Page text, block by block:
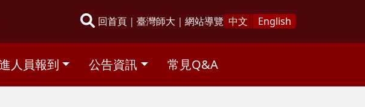
回首頁 ｜ 臺灣師大 ｜ 網站導覽 中文 English
人員報到 公告資訊 常見Q&A